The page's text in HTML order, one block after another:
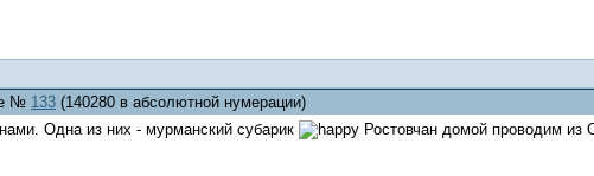
№ 133 (140280 в абсолютной нумерации)
Одна из них - мурманский субарик Ростовчан домой проводим из